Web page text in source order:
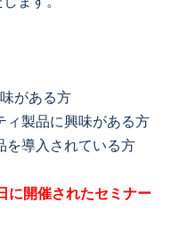
がある方
ィ製品に興味がある方
を導入されている方
開催されたセミナー